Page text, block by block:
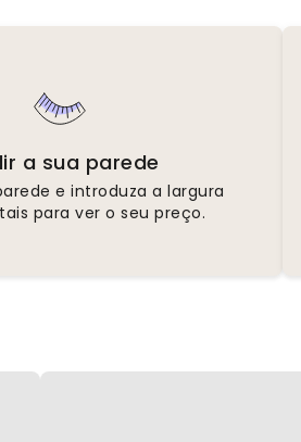
a sua parede
e introduza a largura
para ver o seu preço.